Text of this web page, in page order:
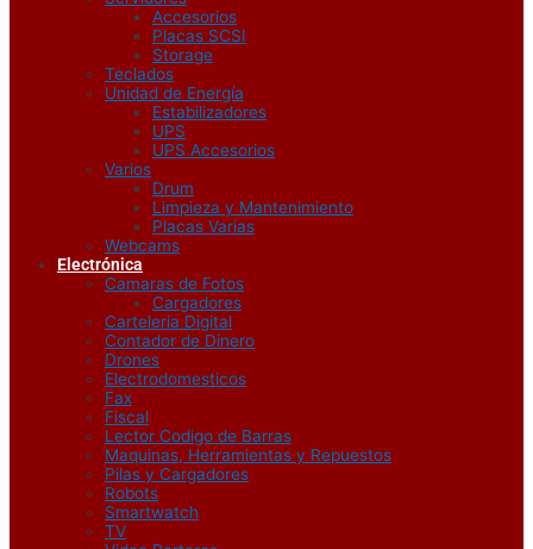
Accesorios
Placas SCSI
Storage
Teclados
Unidad de Energía
Estabilizadores
UPS
UPS Accesorios
Varios
Drum
Limpieza y Mantenimiento
Placas Varias
Webcams
Electrónica
Camaras de Fotos
Cargadores
Carteleria Digital
Contador de Dinero
Drones
Electrodomesticos
Fax
Fiscal
Lector Codigo de Barras
Maquinas, Herramientas y Repuestos
Pilas y Cargadores
Robots
Smartwatch
TV